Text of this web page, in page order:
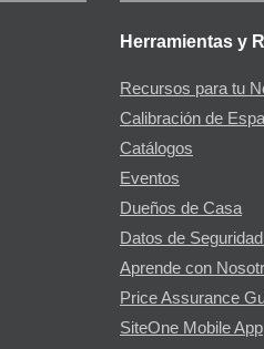
Herramientas y
Recursos para tu
Calibración de
Catálogos
Eventos
Dueños de Casa
Datos de
Aprende con
Price Assurance
SiteOne Mobile App